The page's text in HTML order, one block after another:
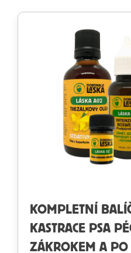
KOMPLETNÍ
KASTRACE PSA
ZÁKROKEM A